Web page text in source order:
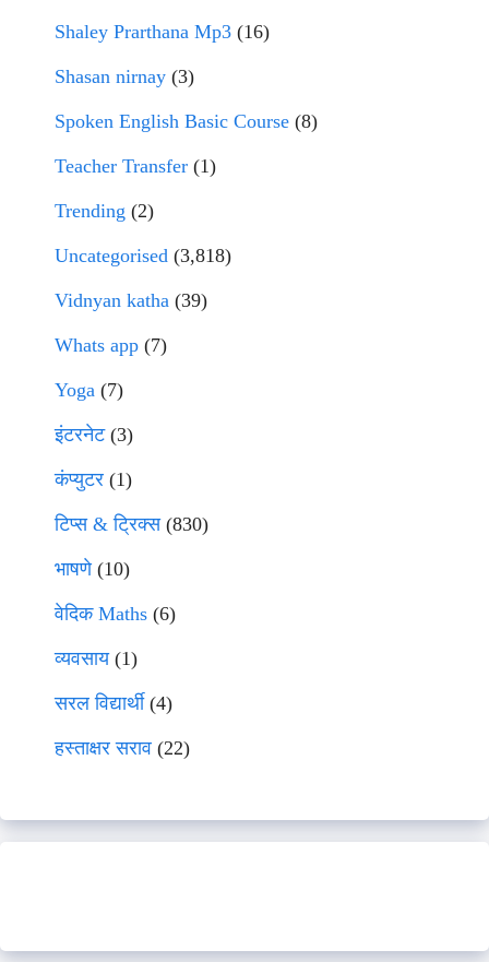
Shaley Prarthana Mp3 (16)
Shasan nirnay (3)
Spoken English Basic Course (8)
Teacher Transfer (1)
Trending (2)
Uncategorised (3,818)
Vidnyan katha (39)
Whats app (7)
Yoga (7)
इंटरनेट(3)
कंप्युटर (1)
टिप्स & ट्रिक्स(830)
भाषणे(10)
वेदिक Maths (6)
व्यवसाय(1)
सरल विद्यार्थी(4)
हस्ताक्षर सराव (22)